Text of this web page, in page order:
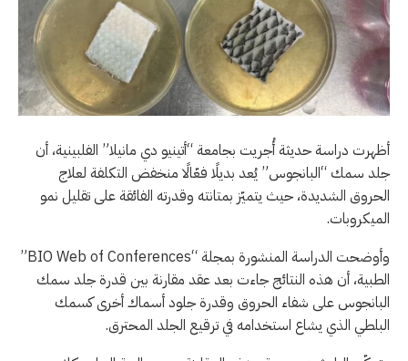
أظهرت دراسة حديثة أُجريت بجامعة “أتينيو دي مانيلا” الفلبينية، أن
جلد سمك “البانجوس” يُعد بديلًا فعّالًا منخفض التكلفة لعلاج
الحروق الشديدة، حيث يتميّز بمتانته وقدرته الفائقة على تقليل نمو
الميكروبات.
وأوضحت الدراسة المنشورة بمجلة “BIO Web of Conferences”
الطبية، أن هذه النتائج جاءت بعد عقد مقارنة بين قدرة جلد سمك
البانجوس على شفاء الحروق وقدرة جلود أسماك أخرى كسمك
البلطي الذي يشاع استخدامه في ترقيع الجلد المحترق.